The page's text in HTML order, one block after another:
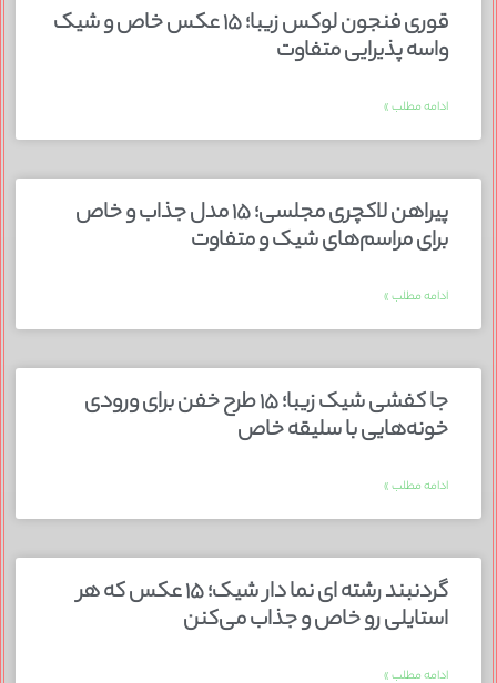
قوری فنجون لوکس زیبا؛ ۱۵ عکس خاص و شیک
واسه پذیرایی متفاوت
ادامه مطلب »
پیراهن لاکچری مجلسی؛ ۱۵ مدل جذاب و خاص
برای مراسم‌های شیک و متفاوت
ادامه مطلب »
جا کفشی شیک زیبا؛ ۱۵ طرح خفن برای ورودی
خونه‌هایی با سلیقه خاص
ادامه مطلب »
گردنبند رشته ای نما دار شیک؛ ۱۵ عکس که هر
استایلی رو خاص و جذاب می‌کنن
ادامه مطلب »